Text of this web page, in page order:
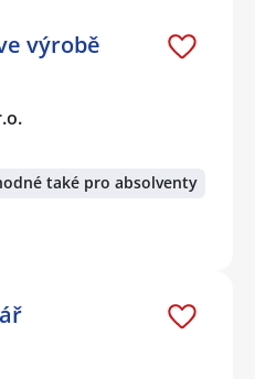
výrobě
také pro absolventy